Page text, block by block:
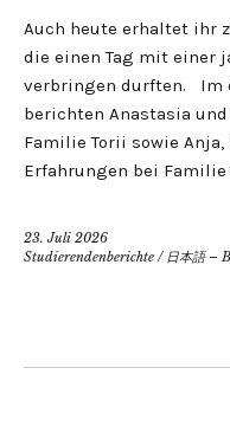
Auch heute erhaltet ihr
die einen Tag mit einer
verbringen durften. Im
berichten Anastasia
Familie Torii sowie
Erfahrungen bei Familie
23. Juli 2026
Studierendenberichte / 日本語 –